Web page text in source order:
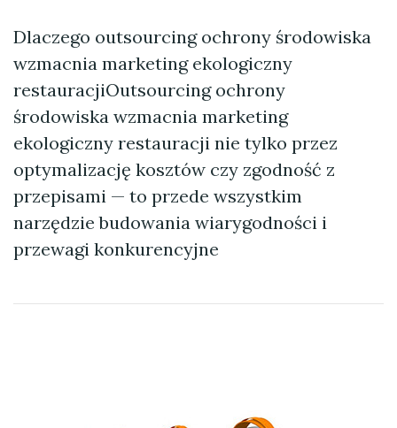
Dlaczego outsourcing ochrony środowiska
wzmacnia marketing ekologiczny
restauracjiOutsourcing ochrony
środowiska wzmacnia marketing
ekologiczny restauracji nie tylko przez
optymalizację kosztów czy zgodność z
przepisami — to przede wszystkim
narzędzie budowania wiarygodności i
przewagi konkurencyjne